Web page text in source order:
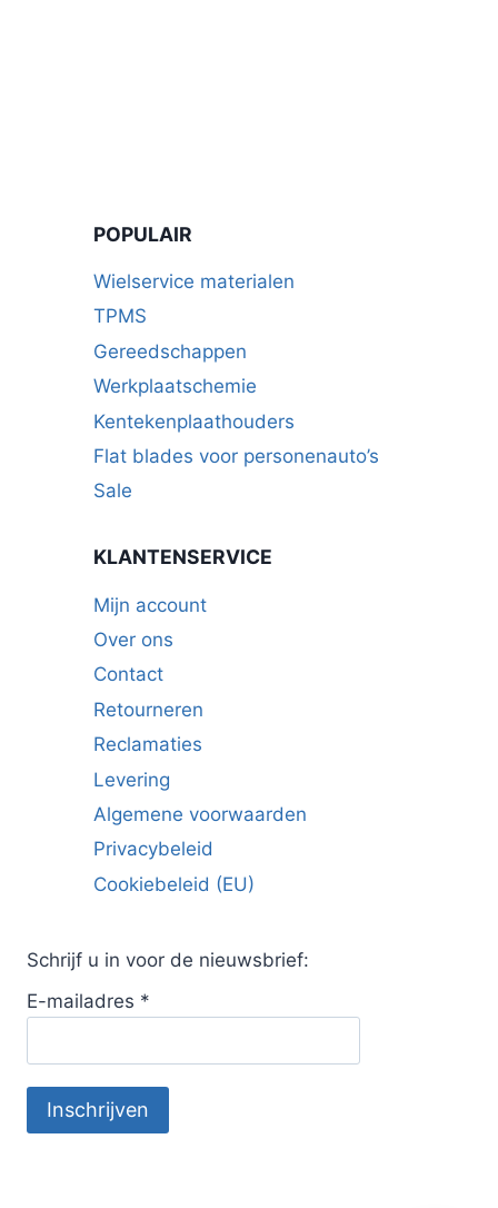
POPULAIR
Wielservice materialen
TPMS
Gereedschappen
Werkplaatschemie
Kentekenplaathouders
Flat blades voor personenauto’s
Sale
KLANTENSERVICE
Mijn account
Over ons
Contact
Retourneren
Reclamaties
Levering
Algemene voorwaarden
Privacybeleid
Cookiebeleid (EU)
Schrijf u in voor de nieuwsbrief:
E-mailadres *